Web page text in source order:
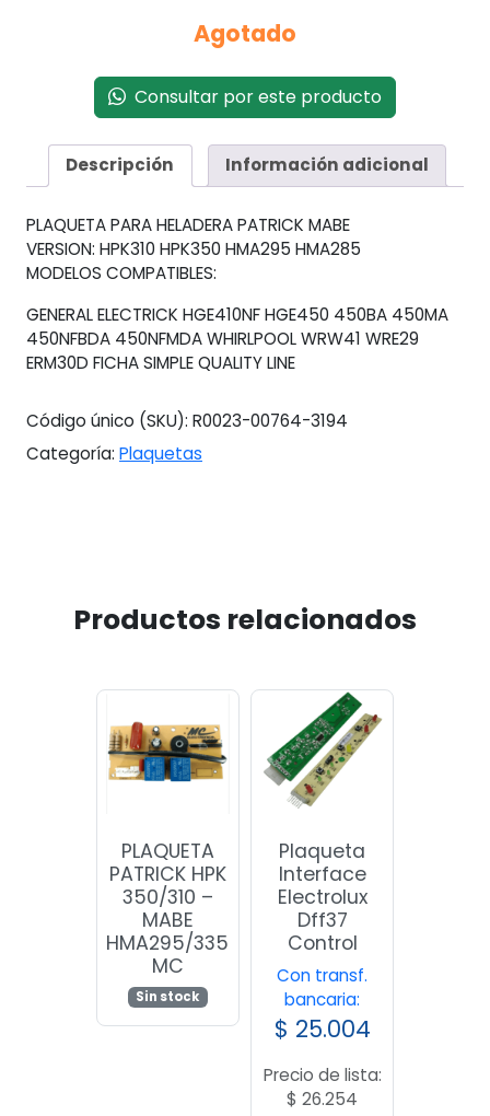
Agotado
Consultar por este producto
Descripción Información adicional
PLAQUETA PARA HELADERA PATRICK MABE
VERSION: HPK310 HPK350 HMA295 HMA285
MODELOS COMPATIBLES:
GENERAL ELECTRICK HGE410NF HGE450 450BA 450MA
450NFBDA 450NFMDA WHIRLPOOL WRW41 WRE29
ERM30D FICHA SIMPLE QUALITY LINE
Código único (SKU): R0023-00764-3194
Categoría: Plaquetas
Productos relacionados
PLAQUETA
PATRICK HPK
350/310 –
MABE
HMA295/335
MC
Sin stock
Plaqueta
Interface
Electrolux
Dff37
Control
Con transf.
bancaria:
$ 25.004
Precio de lista:
$ 26.254